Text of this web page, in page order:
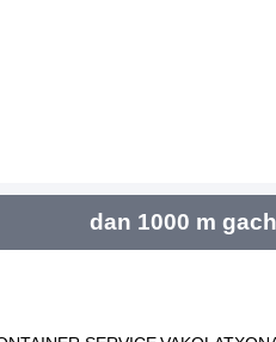
dan 1000 m